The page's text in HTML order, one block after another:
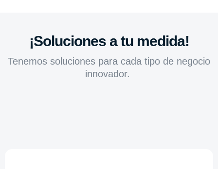
¡Soluciones a tu medida!
Tenemos soluciones para cada tipo de negocio
innovador.